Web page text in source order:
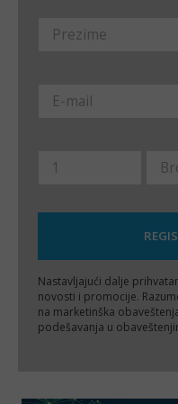
Nastavljajući dalje
novosti i promocije.
na marketinška
podešavanja u